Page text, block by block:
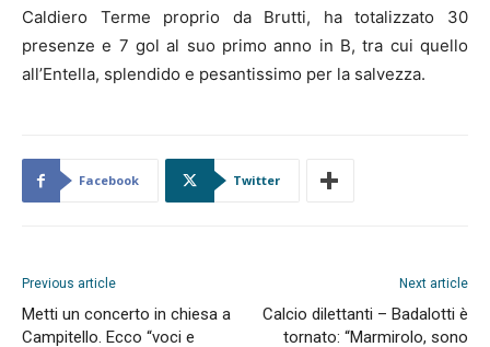
Caldiero Terme proprio da Brutti, ha totalizzato 30
presenze e 7 gol al suo primo anno in B, tra cui quello
all’Entella, splendido e pesantissimo per la salvezza.
Facebook Twitter
Previous article
Metti un concerto in chiesa a
Campitello. Ecco “voci e
Next article
Calcio dilettanti – Badalotti è
tornato: “Marmirolo, sono